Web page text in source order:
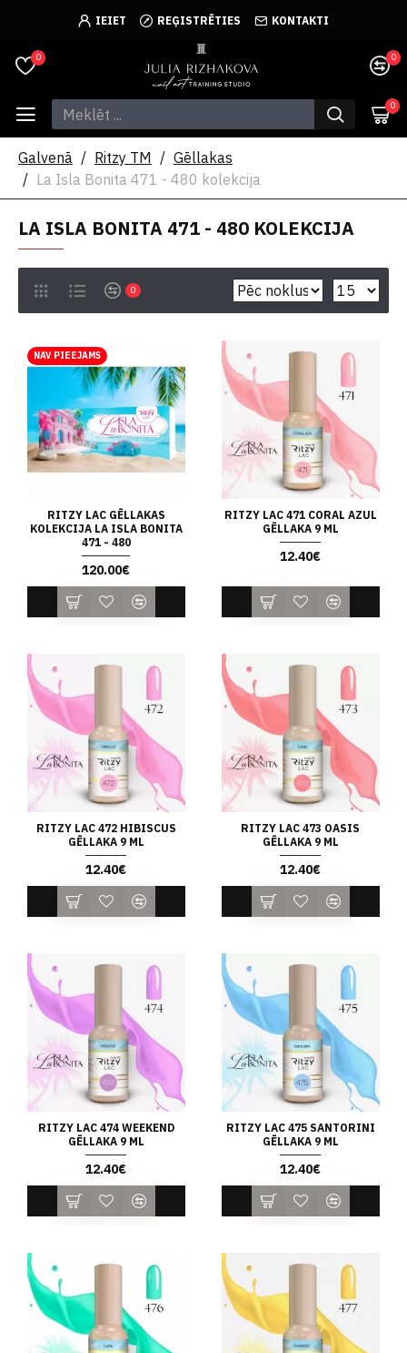
IEIET REĢISTRĒTIES KONTAKTI
0 0
0
Galvenā Ritzy TM
Gēllakas
La Isla Bonita 471 - 480 kolekcija
LA ISLA BONITA 471 - 480 KOLEKCIJA
0
NAV PIEEJAMS
RITZY LAC GĒLLAKAS
KOLEKCIJA LA ISLA BONITA
471 - 480
120.00€
RITZY LAC 471 CORAL AZUL
GĒLLAKA 9 ML
12.40€
RITZY LAC 472 HIBISCUS
GĒLLAKA 9 ML
12.40€
RITZY LAC 473 OASIS
GĒLLAKA 9 ML
12.40€
RITZY LAC 474 WEEKEND
GĒLLAKA 9 ML
12.40€
RITZY LAC 475 SANTORINI
GĒLLAKA 9 ML
12.40€